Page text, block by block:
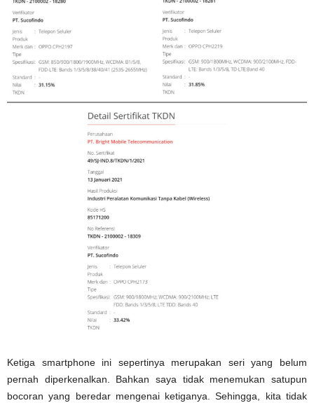
Ketiga smartphone ini sepertinya merupakan seri yang belum
pernah diperkenalkan. Bahkan saya tidak menemukan satupun
bocoran yang beredar mengenai ketiganya. Sehingga, kita tidak